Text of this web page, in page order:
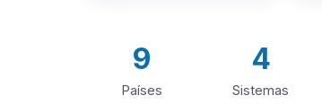
9
Países
4
Sistemas